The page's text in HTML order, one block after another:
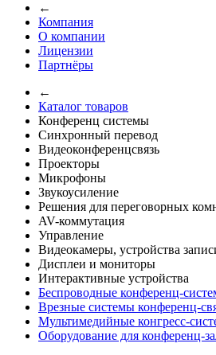
←
Компания
О компании
Лицензии
Партнёры
←
Каталог товаров
Конференц системы
Синхронный перевод
Видеоконференцсвязь
Проекторы
Микрофоны
Звукоусиление
Решения для переговорных
AV-коммутация
Управление
Видеокамеры, устройства
Дисплеи и мониторы
Интерактивные устройства
Беспроводные конференц-
Врезные системы конференц-
Мультимедийные конгресс-
Оборудование для конференц-